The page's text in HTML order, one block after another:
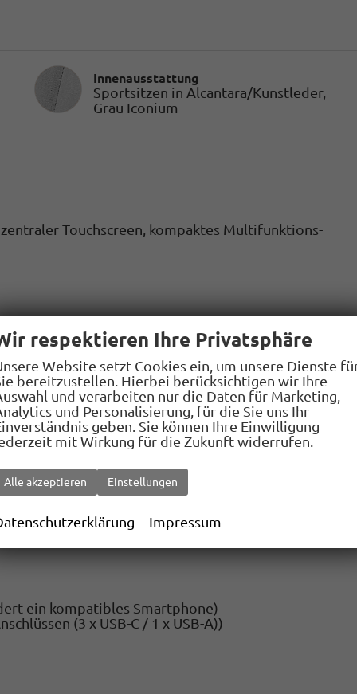
InnenausstattungInnenausstattung
Sportsitzen in Alcantara/Kunstleder,
Grau Iconium
Touchscreen, kompaktes Multifunktions-
One-Touch- und Einklemmschutzfunktion)
Verriegelung inkl. Startknopf)
Go
Sonnenschutz)
ein kompatibles Smartphone)
(3 x USB-C / 1 x USB-A))
respektieren Ihre Privatsphäre
Website setzt Cookies ein, um unsere Dienste
bereitzustellen. Hierbei berücksichtigen wir Ihre
und verarbeiten nur die Daten für Marketing,
und Personalisierung, für die Sie uns Ihr
geben. Sie können Ihre Einwilligung
mit Wirkung für die Zukunft widerrufen.
Alle akzeptieren Einstellungen
Impressum